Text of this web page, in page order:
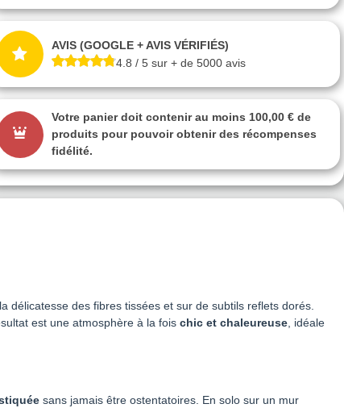
AVIS (GOOGLE + AVIS VÉRIFIÉS)
4.8 / 5 sur + de 5000 avis
Votre panier doit contenir au moins 100,00 € de
produits pour pouvoir obtenir des récompenses
fidélité.
délicatesse des fibres tissées et sur de subtils reflets dorés.
est une atmosphère à la fois chic et chaleureuse, idéale
sans jamais être ostentatoires. En solo sur un mur